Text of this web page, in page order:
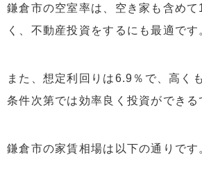
鎌倉市の空室率は、空き家も含め
く、不動産投資をするにも最適です
また、想定利回りは6.9％で、高く
条件次第では効率良く投資ができる
鎌倉市の家賃相場は以下の通りです